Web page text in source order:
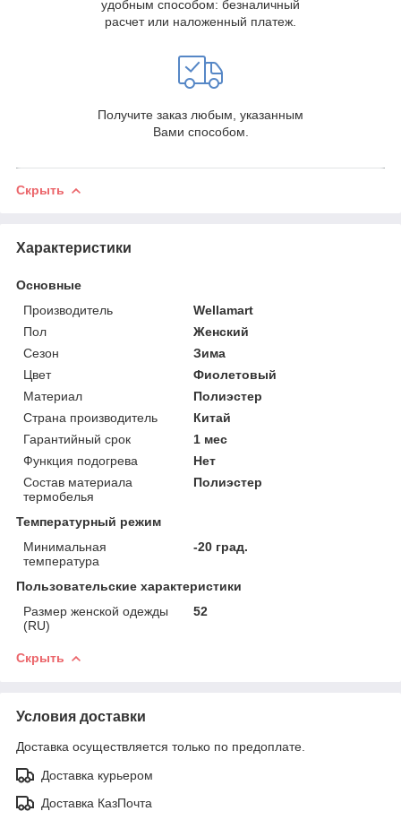
удобным способом: безналичный
расчет или наложенный платеж.
Получите заказ любым, указанным
Вами способом.
Скрыть
Характеристики
Основные
Производитель
Wellamart
Пол
Женский
Сезон
Зима
Цвет
Фиолетовый
Материал
Полиэстер
Страна производитель
Китай
Гарантийный срок
1 мес
Функция подогрева
Нет
Состав материала
термобелья
Полиэстер
Температурный режим
Минимальная
температура
-20 град.
Пользовательские характеристики
Размер женской одежды
(RU)
52
Скрыть
Условия доставки
Доставка осуществляется только по предоплате.
Доставка курьером
Доставка КазПочта